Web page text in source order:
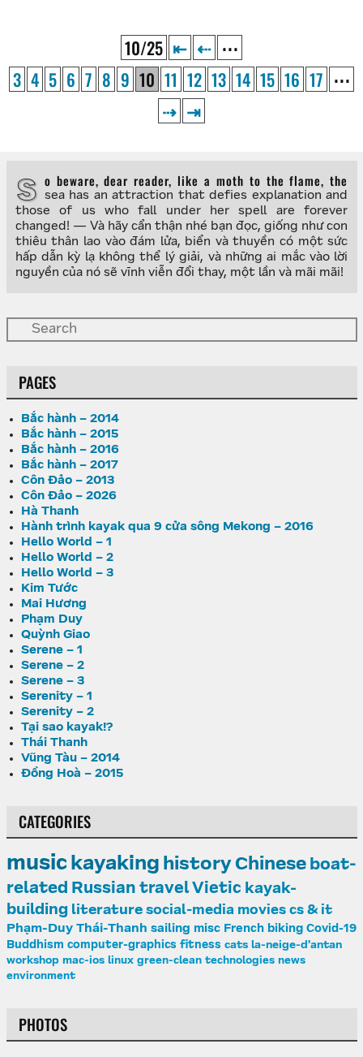
10/25 ⇤ ⇠ ⋯
3 4 5 6 7 8 9 10 11 12 13 14 15 16 17 ⋯
⇢ ⇥
So beware, dear reader, like a moth to the flame, the
sea has an attraction that defies explanation and
those of us who fall under her spell are forever
changed! — Và hãy cẩn thận nhé bạn đọc, giống như con
thiêu thân lao vào đám lửa, biển và thuyền có một sức
hấp dẫn kỳ lạ không thể lý giải, và những ai mắc vào lời
nguyền của nó sẽ vĩnh viễn đổi thay, một lần và mãi mãi!
PAGES
Bắc hành – 2014
Bắc hành – 2015
Bắc hành – 2016
Bắc hành – 2017
Côn Đảo – 2013
Côn Đảo – 2026
Hà Thanh
Hành trình kayak qua 9 cửa sông Mekong – 2016
Hello World – 1
Hello World – 2
Hello World – 3
Kim Tước
Mai Hương
Phạm Duy
Quỳnh Giao
Serene – 1
Serene – 2
Serene – 3
Serenity – 1
Serenity – 2
Tại sao kayak!?
Thái Thanh
Vũng Tàu – 2014
Đồng Hoà – 2015
CATEGORIES
music kayaking historyChinese boat-
related Russian travel Vietic kayak-
building literature social-media movies cs & it
Phạm-Duy Thái-Thanh sailing misc French biking Covid-19
Buddhism computer-graphics fitness cats la-neige-d'antan
workshop mac-ios linux green-clean technologies news
environment
PHOTOS